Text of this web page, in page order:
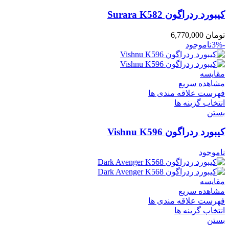
کیبورد ردراگون Surara K582
تومان
-3%
ناموجود
مقایسه
مشاهده سریع
فهرست علاقه مندی ها
انتخاب گزینه ها
بستن
کیبورد ردراگون Vishnu K596
ناموجود
مقایسه
مشاهده سریع
فهرست علاقه مندی ها
انتخاب گزینه ها
بستن